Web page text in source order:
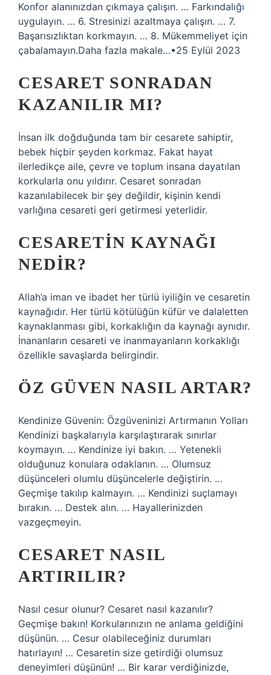
Konfor alanınızdan çıkmaya çalışın. … Farkındalığı
uygulayın. … 6. Stresinizi azaltmaya çalışın. … 7.
Başarısızlıktan korkmayın. … 8. Mükemmeliyet için
çabalamayın.Daha fazla makale…•25 Eylül 2023
CESARET SONRADAN
KAZANILIR MI?
İnsan ilk doğduğunda tam bir cesarete sahiptir,
bebek hiçbir şeyden korkmaz. Fakat hayat
ilerledikçe aile, çevre ve toplum insana dayatılan
korkularla onu yıldırır. Cesaret sonradan
kazanılabilecek bir şey değildir, kişinin kendi
varlığına cesareti geri getirmesi yeterlidir.
CESARETIN KAYNAĞI
NEDIR?
Allah’a iman ve ibadet her türlü iyiliğin ve cesaretin
kaynağıdır. Her türlü kötülüğün küfür ve dalaletten
kaynaklanması gibi, korkaklığın da kaynağı aynıdır.
İnananların cesareti ve inanmayanların korkaklığı
özellikle savaşlarda belirgindir.
ÖZ GÜVEN NASIL ARTAR?
Kendinize Güvenin: Özgüveninizi Artırmanın Yolları
Kendinizi başkalarıyla karşılaştırarak sınırlar
koymayın. … Kendinize iyi bakın. … Yetenekli
olduğunuz konulara odaklanın. … Olumsuz
düşünceleri olumlu düşüncelerle değiştirin. …
Geçmişe takılıp kalmayın. … Kendinizi suçlamayı
bırakın. … Destek alın. … Hayallerinizden
vazgeçmeyin.
CESARET NASIL
ARTIRILIR?
Nasıl cesur olunur? Cesaret nasıl kazanılır?
Geçmişe bakın! Korkularınızın ne anlama geldiğini
düşünün. … Cesur olabileceğiniz durumları
hatırlayın! … Cesaretin size getirdiği olumsuz
deneyimleri düşünün! … Bir karar verdiğinizde,